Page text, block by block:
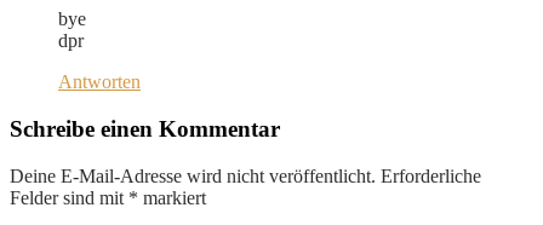
bye
dpr
Antworten
Schreibe einen Kommentar
Deine E-Mail-Adresse wird nicht veröffentlicht. Erforderliche
Felder sind mit * markiert